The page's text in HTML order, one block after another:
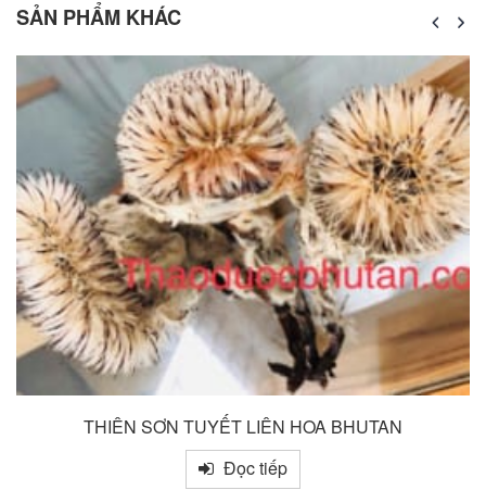
SẢN PHẨM KHÁC
THIÊN SƠN TUYẾT LIÊN HOA BHUTAN
Đọc tiếp